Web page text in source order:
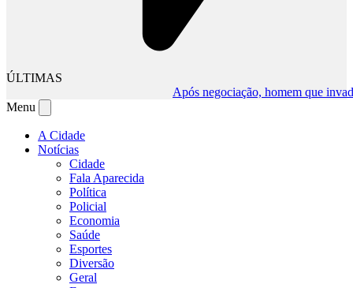
ÚLTIMAS
Após negociação, homem que invadiu
Menu
A Cidade
Notícias
Cidade
Fala Aparecida
Política
Policial
Economia
Saúde
Esportes
Diversão
Geral